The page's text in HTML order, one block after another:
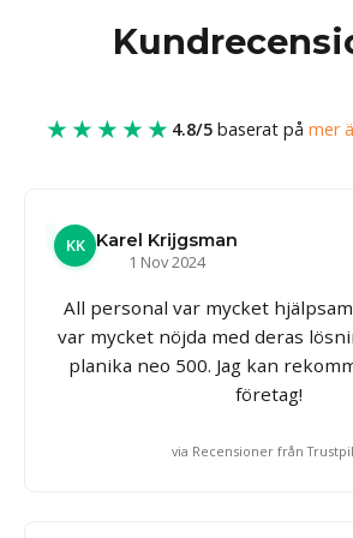
★★★★★ 4.8/5baserat på mer
KK Karel Krijgsman
1 Nov 2024
All personal var mycket
var mycket nöjda med deras
planika neo 500. Jag kan
företag!
via Recensioner från